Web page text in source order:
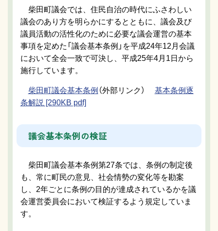
柴田町議会では、住民自治の時代にふさわしい
議会のあり方を明らかにするとともに、議会及び
議員活動の活性化のために必要な議会運営の基本
事項を定めた「議会基本条例」を平成24年12月会議
において全会一致で可決し、平成25年4月1日から
施行しています。
柴田町議会基本条例 （外部リンク） 基本条例逐
条解説 [290KB pdf]
議会基本条例の検証
柴田町議会基本条例第27条では、条例の制定後
も、常に町民の意見、社会情勢の変化等を勘案
し、2年ごとに条例の目的が達成されているかを議
会運営委員会において検証するよう規定していま
す。